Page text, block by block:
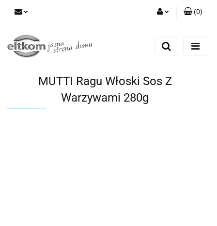
Zarejestruj się
(0)
MUTTI Ragu Włoski Sos Z
Warzywami 280g